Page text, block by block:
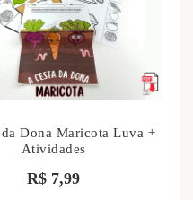
da Dona Maricota Luva +
Atividades
R$ 7,99